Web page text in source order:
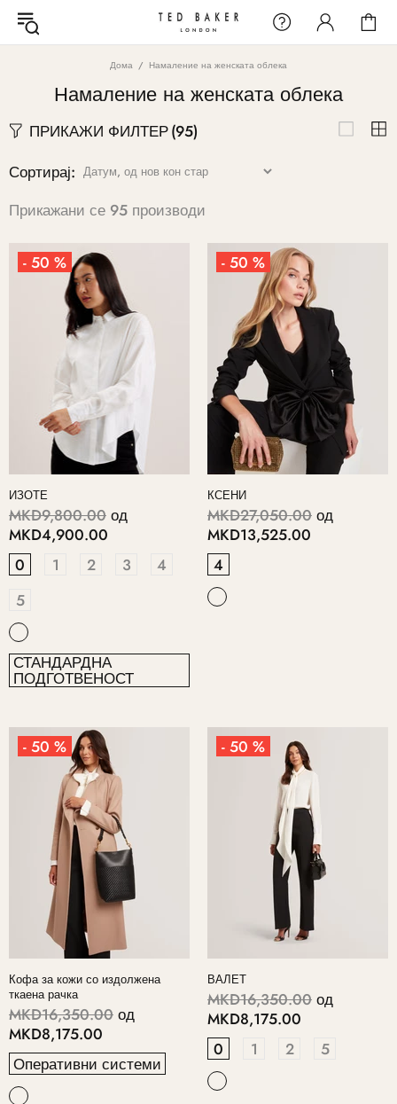
Дома Намаление на женската облека
Намаление на женската облека
ПРИКАЖИ ФИЛТЕР(95)
Сортирај:
Прикажани се 95 производи
- 50 %
ИЗОТЕ
MKD9,800.00 од
MKD4,900.00
0
1 2 3
4
5
СТАНДАРДНА
ПОДГОТВЕНОСТ
- 50 %
КСЕНИ
MKD27,050.00 од
MKD13,525.00
4
- 50 %
Кофа за кожи со издолжена
ткаена рачка
MKD16,350.00 од
MKD8,175.00
Оперативни системи
- 50 %
ВАЛЕТ
MKD16,350.00 од
MKD8,175.00
0
1 2 5